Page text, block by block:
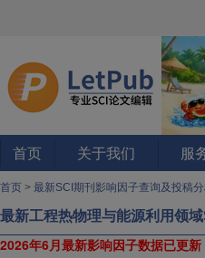
首页 关于我们 服
首页 > 最新SCI期刊影响因子查询及投稿
最新工程热物理与能源利用领
2026年6月最新影响因子数据已更新